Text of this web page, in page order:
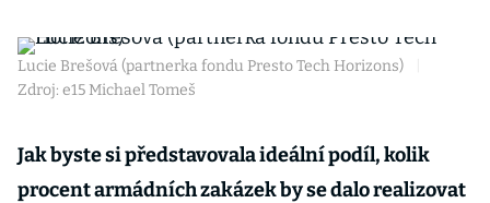
Lucie Brešová (partnerka fondu Presto Tech Horizons)
Zdroj: e15 Michael Tomeš
Jak byste si představovala ideální podíl, kolik
procent armádních zakázek by se dalo realizovat